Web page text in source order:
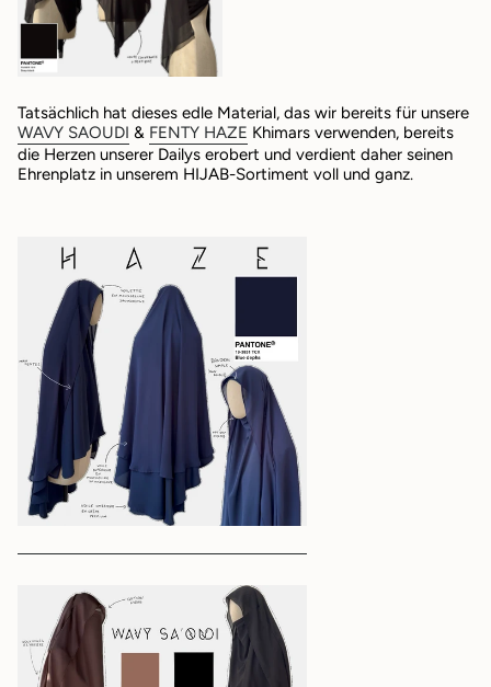
Tatsächlich hat dieses edle Material, das wir bereits für unsere
WAVY SAOUDI & FENTY HAZE Khimars verwenden, bereits
die Herzen unserer Dailys erobert und verdient daher seinen
Ehrenplatz in unserem HIJAB-Sortiment voll und ganz.